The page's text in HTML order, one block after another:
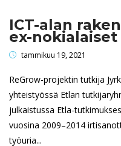
ICT-alan
ex-
tammikuu 19, 2021
ReGrow-projektin tutkija
yhteistyössä Etlan
julkaistussa Etla-
vuosina 2009–2014
työuria...